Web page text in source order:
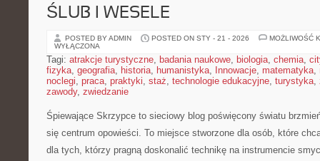
ŚLUB I WESELE
POSTED BY ADMIN POSTED ON STY - 21 - 2026
MOŻLIWOŚĆ
WYŁĄCZONA
Tagi: atrakcje turystyczne, badania naukowe, biologia, chemia,
fizyka, geografia, historia, humanistyka, Innowacje, matematyka,
noclegi, praca, praktyki, staż, technologie edukacyjne, turystyka,
zawody, zwiedzanie
Śpiewające Skrzypce to sieciowy blog poświęcony światu
się centrum opowieści. To miejsce stworzone dla osób, które
dla tych, którzy pragną doskonalić technikę na instrumencie